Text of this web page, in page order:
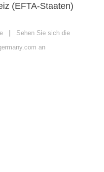
(EFTA-Staaten)
| Sehen Sie sich die
an